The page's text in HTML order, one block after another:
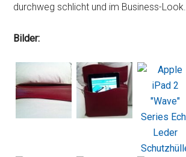
durchweg schlicht und im Business-Look.
Bilder: